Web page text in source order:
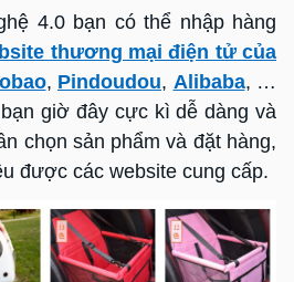
4.0 bạn có thể nhập hàng
thương mại điện tử của
, Pindoudou, Alibaba, …
giờ đây cực kì dễ dàng và
chọn sản phẩm và đặt hàng,
được các website cung cấp.